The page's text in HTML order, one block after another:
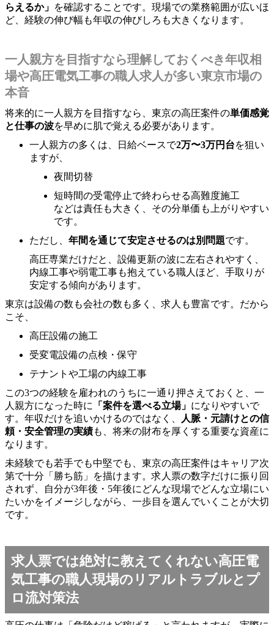
らえるか」 を確認することです。現場での業務範囲が広いほ
ど、経験の伸び幅も年収の伸びしろも大きくなります。
一人親方を目指すなら理解しておくべき年収相
場や高圧電気工事の職人求人が多い東京市場の
本音
将来的に一人親方を目指すなら、東京の高圧案件の単価感覚
と仕事の波を早めに肌で覚える必要があります。
一人親方の多くは、日給ベースで2万〜3万円台を狙い
ますが、
夜間切替
短時間の受電停止で終わらせる高難度施工
などは責任も大きく、その分単価も上がりやすい
です。
ただし、 年間を通じて安定させるのは別問題です。
高圧専業だけだと、設備更新の波に左右されやすく、
内線工事や弱電工事も抱えている職人ほど、手取りが
安定する傾向があります。
東京は設備の数も会社の数も多く、求人も豊富です。だから
こそ、
高圧設備の施工
受変電設備の点検・保守
テナントや工場の内線工事
この3つの経験を雇われのうちに一通り押さえておくと、一
人親方になった時に
「案件を選べる立場」 になりやすいで
す。年収だけを追いかけるのではなく、
人脈・元請けとの信
頼・安全管理の実績も、将来の財布を厚くする重要な資産に
なります。
未経験でも若手でも中堅でも、東京の高圧案件はキャリア次
第で十分「勝ち筋」を描けます。求人票の数字だけに振り回
されず、自分が3年後・5年後にどんな現場でどんな立場にい
たいかをイメージしながら、一歩目を選んでいくことが大切
です。
求人票では絶対に教えてくれない高圧電
気工事の職人現場のリアルトラブルとプ
ロ流対策法